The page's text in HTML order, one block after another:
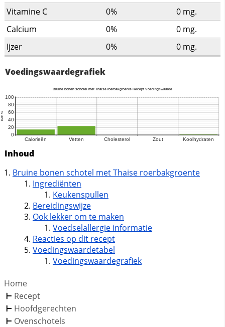
Vitamine C 0% 0 mg.
Calcium
0% 0 mg.
Ijzer
0% 0 mg.
Voedingswaardegrafiek
Inhoud
Bruine bonen schotel met Thaise roerbakgroente
Ingrediënten
Keukenspullen
Bereidingswijze
Ook lekker om te maken
Voedselallergie informatie
Reacties op dit recept
Voedingswaardetabel
Voedingswaardegrafiek
Home
Recept
Hoofdgerechten
Ovenschotels